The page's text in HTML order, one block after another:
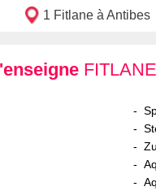
1 Fitlane à Antibes
FITLANE